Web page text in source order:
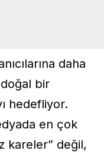
daha
doğal bir
hedefliyor.
en çok
kareler” değil,